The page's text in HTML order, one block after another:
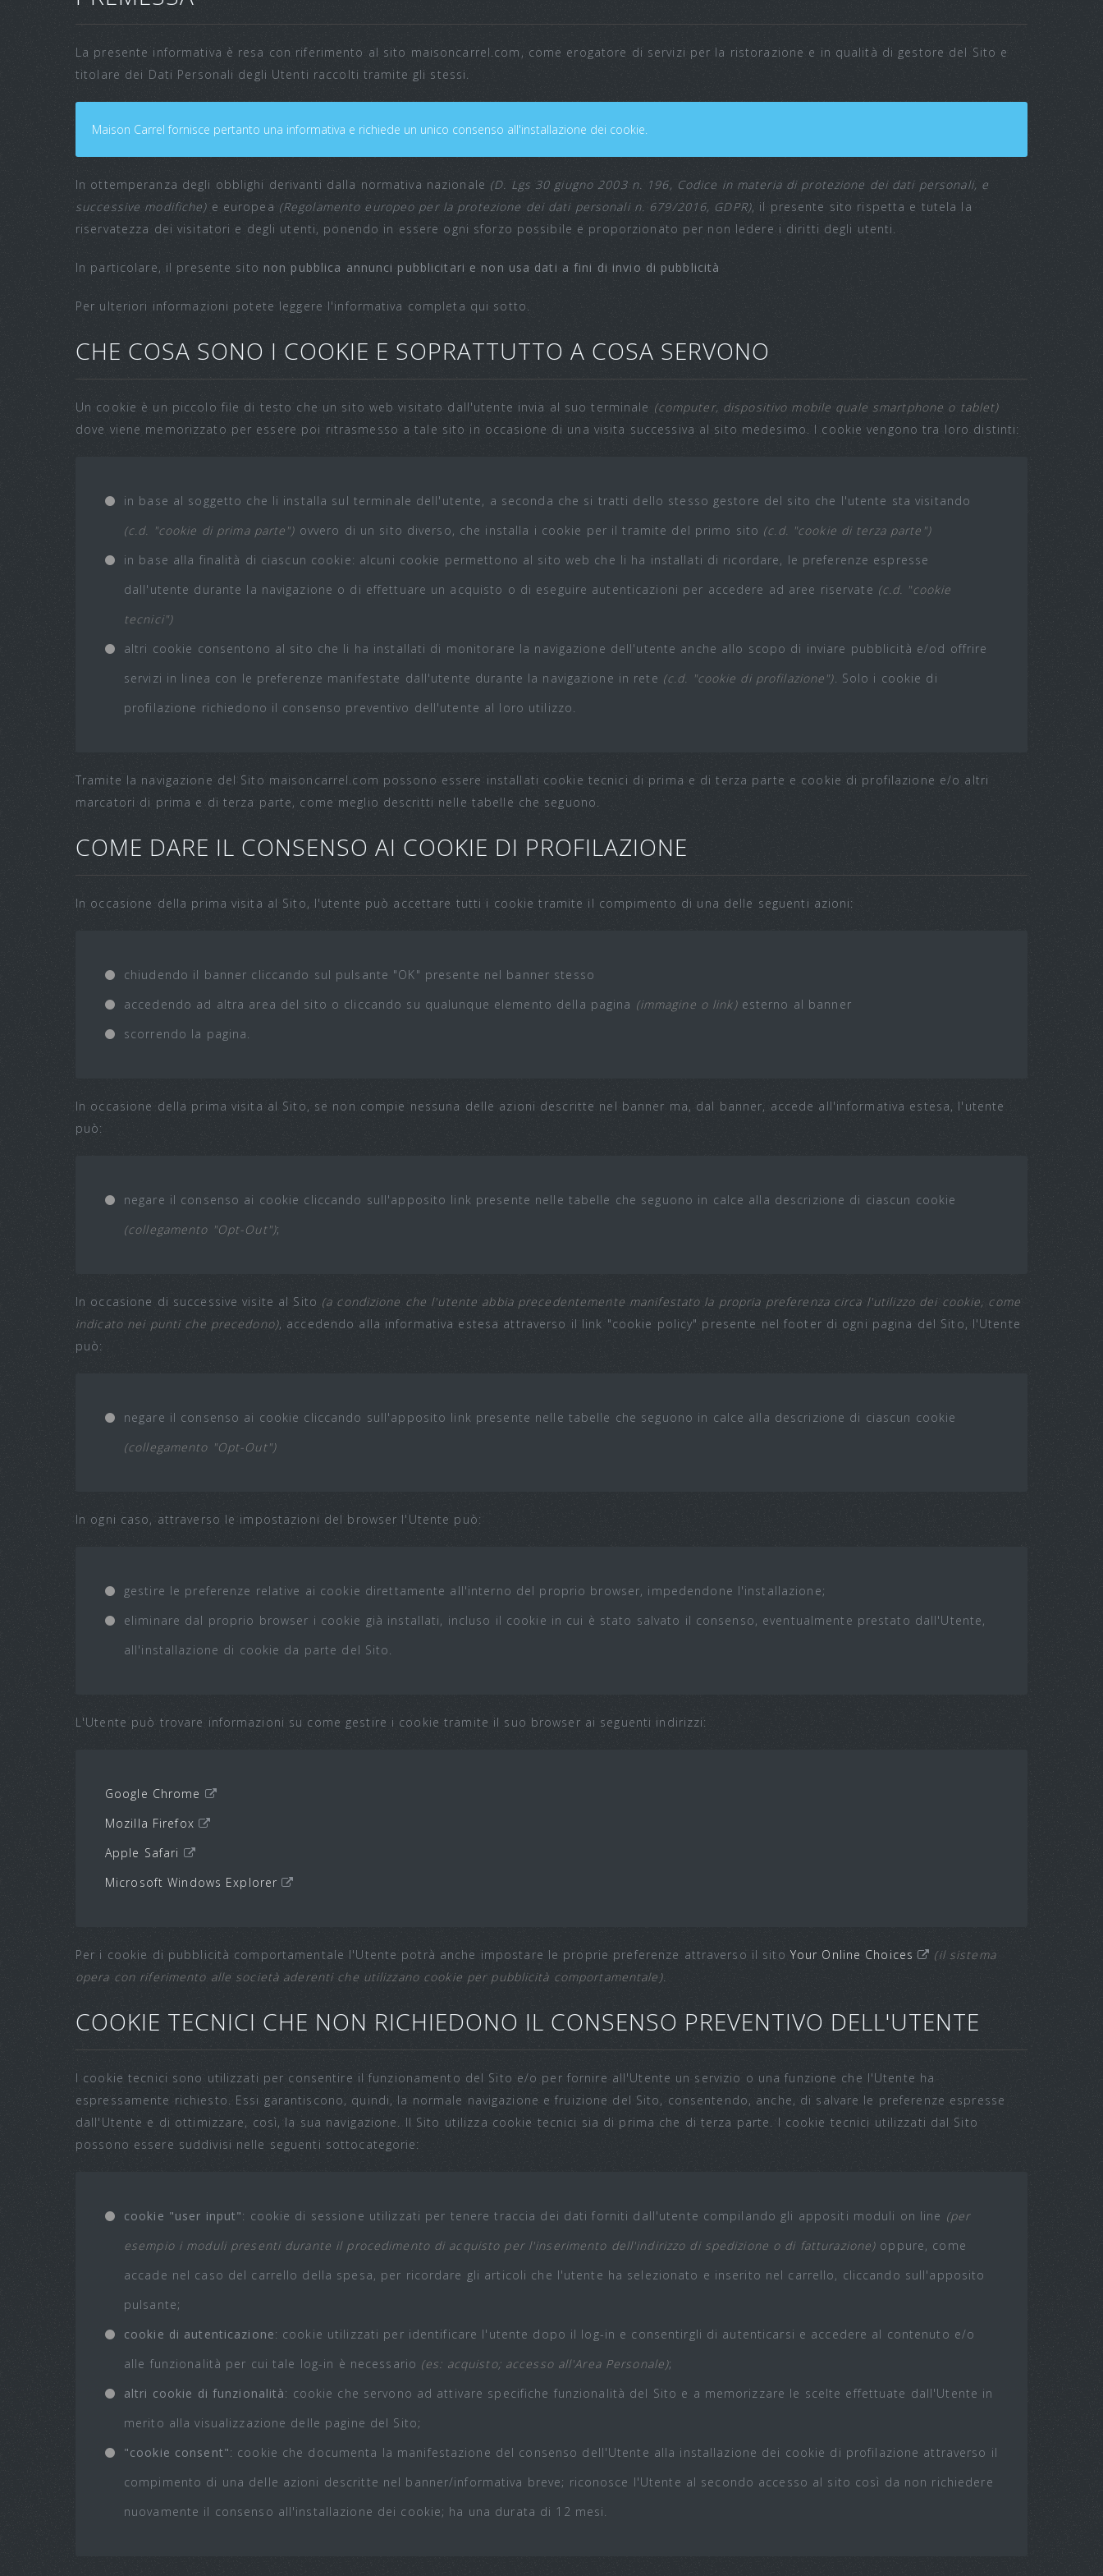
La presente informativa è resa con riferimento al sito maisoncarrel.com, come erogatore di servizi per la ristorazione e in qualità di gestore del Sito e
titolare dei Dati Personali degli Utenti raccolti tramite gli stessi.
Maison Carrel fornisce pertanto una informativa e richiede un unico consenso all'installazione dei cookie.
In ottemperanza degli obblighi derivanti dalla normativa nazionale (D. Lgs 30 giugno 2003 n. 196, Codice in materia di protezione dei dati personali, e
successive modifiche) e europea (Regolamento europeo per la protezione dei dati personali n. 679/2016, GDPR), il presente sito rispetta e tutela la
riservatezza dei visitatori e degli utenti, ponendo in essere ogni sforzo possibile e proporzionato per non ledere i diritti degli utenti.
In particolare, il presente sito non pubblica annunci pubblicitari e non usa dati a fini di invio di pubblicità
Per ulteriori informazioni potete leggere l'informativa completa qui sotto.
CHE COSA SONO I COOKIE E SOPRATTUTTO A COSA SERVONO
Un cookie è un piccolo file di testo che un sito web visitato dall'utente invia al suo terminale (computer, dispositivo mobile quale smartphone o tablet)
dove viene memorizzato per essere poi ritrasmesso a tale sito in occasione di una visita successiva al sito medesimo. I cookie vengono tra loro distinti:
in base al soggetto che li installa sul terminale dell'utente, a seconda che si tratti dello stesso gestore del sito che l'utente sta visitando
(c.d. "cookie di prima parte") ovvero di un sito diverso, che installa i cookie per il tramite del primo sito (c.d. "cookie di terza parte")
in base alla finalità di ciascun cookie: alcuni cookie permettono al sito web che li ha installati di ricordare, le preferenze espresse
dall'utente durante la navigazione o di effettuare un acquisto o di eseguire autenticazioni per accedere ad aree riservate (c.d. "cookie
tecnici")
altri cookie consentono al sito che li ha installati di monitorare la navigazione dell'utente anche allo scopo di inviare pubblicità e/od offrire
servizi in linea con le preferenze manifestate dall'utente durante la navigazione in rete (c.d. "cookie di profilazione"). Solo i cookie di
profilazione richiedono il consenso preventivo dell'utente al loro utilizzo.
Tramite la navigazione del Sito maisoncarrel.com possono essere installati cookie tecnici di prima e di terza parte e cookie di profilazione e/o altri
marcatori di prima e di terza parte, come meglio descritti nelle tabelle che seguono.
COME DARE IL CONSENSO AI COOKIE DI PROFILAZIONE
In occasione della prima visita al Sito, l'utente può accettare tutti i cookie tramite il compimento di una delle seguenti azioni:
chiudendo il banner cliccando sul pulsante "OK" presente nel banner stesso
accedendo ad altra area del sito o cliccando su qualunque elemento della pagina (immagine o link)esterno al banner
scorrendo la pagina.
In occasione della prima visita al Sito, se non compie nessuna delle azioni descritte nel banner ma, dal banner, accede all'informativa estesa, l'utente
può:
negare il consenso ai cookie cliccando sull'apposito link presente nelle tabelle che seguono in calce alla descrizione di ciascun cookie
(collegamento "Opt-Out");
In occasione di successive visite al Sito (a condizione che l'utente abbia precedentemente manifestato la propria preferenza circa l'utilizzo dei cookie, come
indicato nei punti che precedono), accedendo alla informativa estesa attraverso il link "cookie policy" presente nel footer di ogni pagina del Sito, l'Utente
può:
negare il consenso ai cookie cliccando sull'apposito link presente nelle tabelle che seguono in calce alla descrizione di ciascun cookie
(collegamento "Opt-Out")
In ogni caso, attraverso le impostazioni del browser l'Utente può:
gestire le preferenze relative ai cookie direttamente all'interno del proprio browser, impedendone l'installazione;
eliminare dal proprio browser i cookie già installati, incluso il cookie in cui è stato salvato il consenso, eventualmente prestato dall'Utente,
all'installazione di cookie da parte del Sito.
L'Utente può trovare informazioni su come gestire i cookie tramite il suo browser ai seguenti indirizzi:
Google Chrome
Mozilla Firefox
Apple Safari
Microsoft Windows Explorer
Per i cookie di pubblicità comportamentale l'Utente potrà anche impostare le proprie preferenze attraverso il sito Your Online Choices
(il sistema
opera con riferimento alle società aderenti che utilizzano cookie per pubblicità comportamentale).
COOKIE TECNICI CHE NON RICHIEDONO IL CONSENSO PREVENTIVO DELL'UTENTE
I cookie tecnici sono utilizzati per consentire il funzionamento del Sito e/o per fornire all'Utente un servizio o una funzione che l'Utente ha
espressamente richiesto. Essi garantiscono, quindi, la normale navigazione e fruizione del Sito, consentendo, anche, di salvare le preferenze espresse
dall'Utente e di ottimizzare, così, la sua navigazione. Il Sito utilizza cookie tecnici sia di prima che di terza parte. I cookie tecnici utilizzati dal Sito
possono essere suddivisi nelle seguenti sottocategorie:
cookie "user input": cookie di sessione utilizzati per tenere traccia dei dati forniti dall'utente compilando gli appositi moduli on line (per
esempio i moduli presenti durante il procedimento di acquisto per l'inserimento dell'indirizzo di spedizione o di fatturazione) oppure, come
accade nel caso del carrello della spesa, per ricordare gli articoli che l'utente ha selezionato e inserito nel carrello, cliccando sull'apposito
pulsante;
cookie di autenticazione: cookie utilizzati per identificare l'utente dopo il log-in e consentirgli di autenticarsi e accedere al contenuto e/o
alle funzionalità per cui tale log-in è necessario (es: acquisto; accesso all'Area Personale);
altri cookie di funzionalità: cookie che servono ad attivare specifiche funzionalità del Sito e a memorizzare le scelte effettuate dall'Utente in
merito alla visualizzazione delle pagine del Sito;
"cookie consent": cookie che documenta la manifestazione del consenso dell'Utente alla installazione dei cookie di profilazione attraverso il
compimento di una delle azioni descritte nel banner/informativa breve; riconosce l'Utente al secondo accesso al sito così da non richiedere
nuovamente il consenso all'installazione dei cookie; ha una durata di 12 mesi.